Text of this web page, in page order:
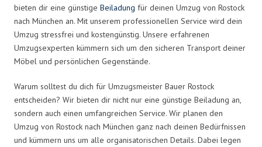
bieten dir eine günstige Beiladung für deinen Umzug von Rostock
nach München an. Mit unserem professionellen Service wird dein
Umzug stressfrei und kostengünstig. Unsere erfahrenen
Umzugsexperten kümmern sich um den sicheren Transport deiner
Möbel und persönlichen Gegenstände.
Warum solltest du dich für Umzugsmeister Bauer Rostock
entscheiden? Wir bieten dir nicht nur eine günstige Beiladung an,
sondern auch einen umfangreichen Service. Wir planen den
Umzug von Rostock nach München ganz nach deinen Bedürfnissen
und kümmern uns um alle organisatorischen Details. Dabei legen